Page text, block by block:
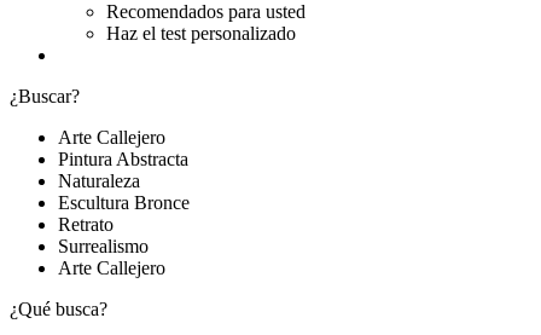
Recomendados para usted
Haz el test personalizado
¿Buscar?
Arte Callejero
Pintura Abstracta
Naturaleza
Escultura Bronce
Retrato
Surrealismo
Arte Callejero
¿Qué busca?